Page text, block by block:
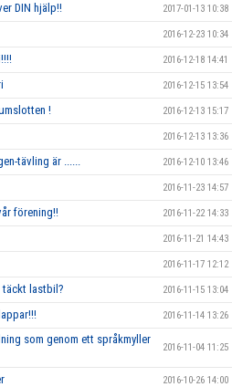
DIN hjälp!! 2017-01-13 10:38
2016-12-23 10:34
2016-12-18 14:41
2016-12-15 13:54
! 2016-12-13 15:17
2016-12-13 13:36
tävling är ...... 2016-12-10 13:46
2016-11-23 14:57
förening!! 2016-11-22 14:33
2016-11-21 14:43
2016-11-17 12:12
lastbil? 2016-11-15 13:04
2016-11-14 13:26
som genom ett språkmyller
2016-11-04 11:25
2016-10-26 14:00